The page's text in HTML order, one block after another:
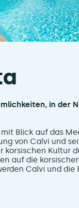
in der
Blick auf das
von Calvi und
Kultur
auf die
Calvi und